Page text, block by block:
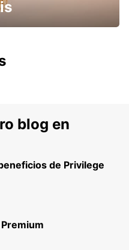
blog en
de Privilege